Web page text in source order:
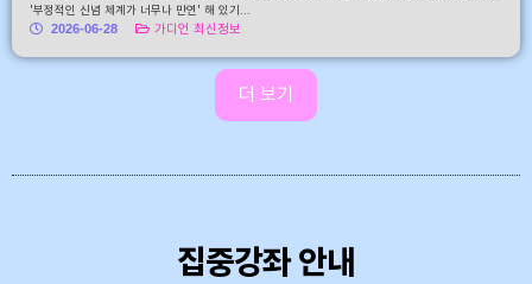
'부정적인 신념 체계가 너무나 만연' 해 있기...
2026-06-28
가디언 최신정보
더 보기
집중강좌 안내